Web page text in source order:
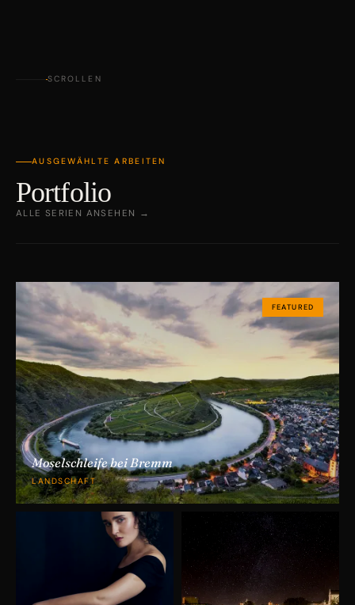
SCROLLEN
AUSGEWÄHLTE ARBEITEN
Portfolio
ALLE SERIEN ANSEHEN →
FEATURED
Moselschleife bei Bremm
LANDSCHAFT